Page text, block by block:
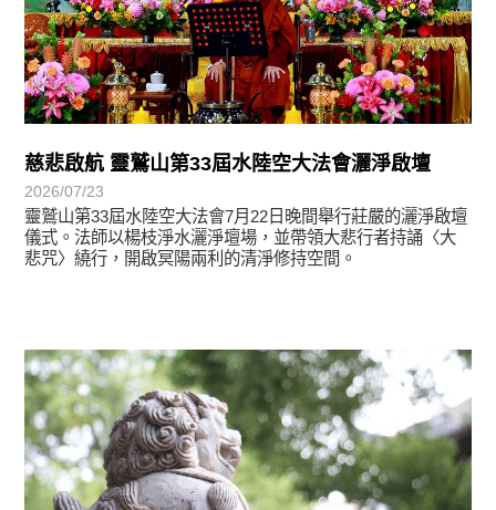
慈悲啟航 靈鷲山第33屆水陸空大法會灑淨啟壇
2026/07/23
靈鷲山第33屆水陸空大法會7月22日晚間舉行莊嚴的灑淨啟壇
儀式。法師以楊枝淨水灑淨壇場，並帶領大悲行者持誦〈大
悲咒〉繞行，開啟冥陽兩利的清淨修持空間。
學習分享